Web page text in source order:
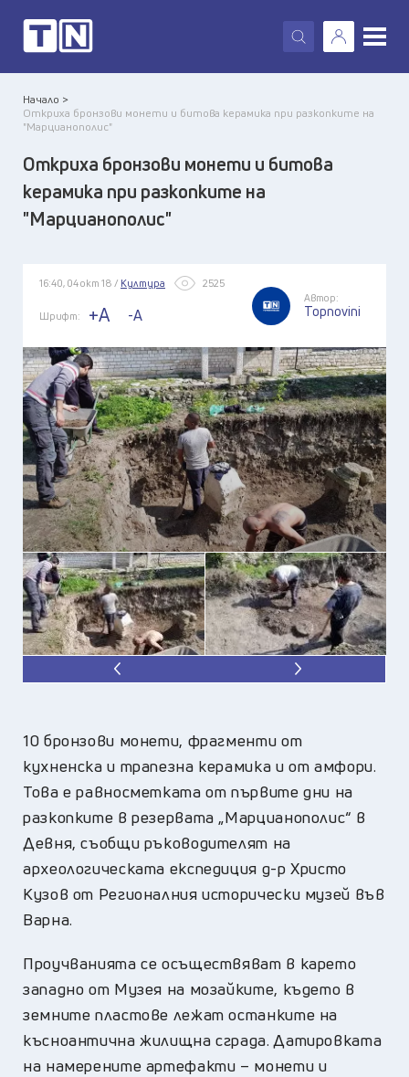
X
Начало >
Откриха бронзови монети и битова керамика при разкопките на
"Марцианополис"
Откриха бронзови монети и битова
керамика при разкопките на
"Марцианополис"
16:40, 04 окт 18 / Култура 2525
Шрифт: +A -A
Автор:
Topnovini
10 бронзови монети, фрагменти от
кухненска и трапезна керамика и от амфори.
Това е равносметката от първите дни на
разкопките в резервата „Марцианополис“ в
Девня, съобщи ръководителят на
археологическата експедиция д-р Христо
Кузов от Регионалния исторически музей във
Варна.
Проучванията се осъществяват в карето
западно от Музея на мозайките, където в
земните пластове лежат останките на
късноантична жилищна сграда. Датировката
на намерените артефакти – монети и